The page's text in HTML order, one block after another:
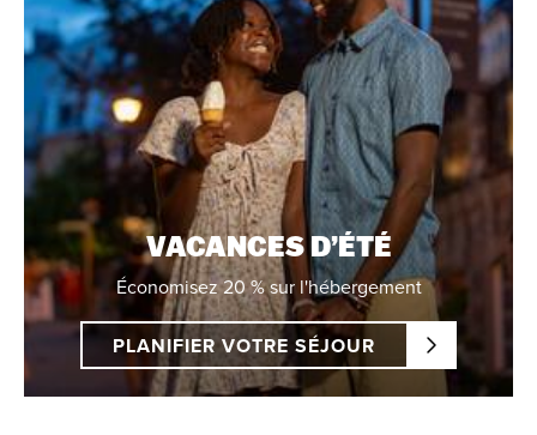
VACANCES D’ÉTÉ
Économisez 20 % sur l'hébergement
PLANIFIER VOTRE SÉJOUR